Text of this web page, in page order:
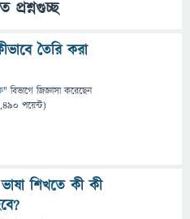
প্রশ্নগুচ্ছ
তৈরি করা
" বিভাগে জিজ্ঞাসাকরেছেন
পয়েন্ট)
ভাষা শিখতে কী কী